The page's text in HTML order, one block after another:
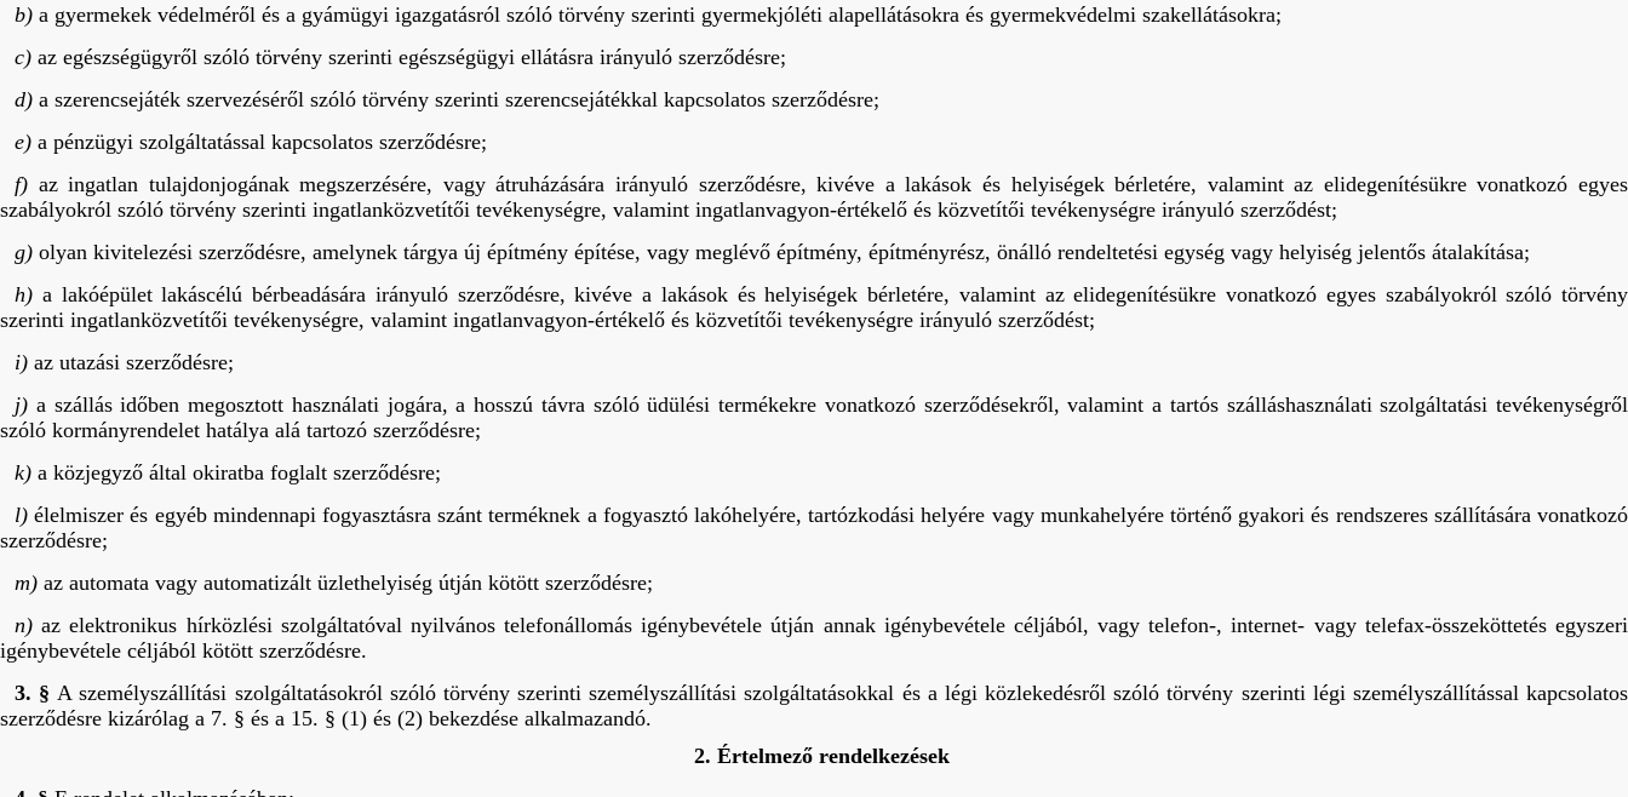
b) a gyermekek védelméről és a gyámügyi igazgatásról szóló törvény szerinti gyermekjóléti alapellátásokra és gyermekvédelmi szakellátásokra;
c) az egészségügyről szóló törvény szerinti egészségügyi ellátásra irányuló szerződésre;
d) a szerencsejáték szervezéséről szóló törvény szerinti szerencsejátékkal kapcsolatos szerződésre;
e) a pénzügyi szolgáltatással kapcsolatos szerződésre;
f) az ingatlan tulajdonjogának megszerzésére, vagy átruházására irányuló szerződésre, kivéve a lakások és helyiségek bérletére, valamint az elidegenítésükre vonatkozó egyes
szabályokról szóló törvény szerinti ingatlanközvetítői tevékenységre, valamint ingatlanvagyon-értékelő és közvetítői tevékenységre irányuló szerződést;
g) olyan kivitelezési szerződésre, amelynek tárgya új építmény építése, vagy meglévő építmény, építményrész, önálló rendeltetési egység vagy helyiség jelentős átalakítása;
h) a lakóépület lakáscélú bérbeadására irányuló szerződésre, kivéve a lakások és helyiségek bérletére, valamint az elidegenítésükre vonatkozó egyes szabályokról szóló törvény
szerinti ingatlanközvetítői tevékenységre, valamint ingatlanvagyon-értékelő és közvetítői tevékenységre irányuló szerződést;
i) az utazási szerződésre;
j) a szállás időben megosztott használati jogára, a hosszú távra szóló üdülési termékekre vonatkozó szerződésekről, valamint a tartós szálláshasználati szolgáltatási tevékenységről
szóló kormányrendelet hatálya alá tartozó szerződésre;
k) a közjegyző által okiratba foglalt szerződésre;
l) élelmiszer és egyéb mindennapi fogyasztásra szánt terméknek a fogyasztó lakóhelyére, tartózkodási helyére vagy munkahelyére történő gyakori és rendszeres szállítására vonatkozó
szerződésre;
m) az automata vagy automatizált üzlethelyiség útján kötött szerződésre;
n) az elektronikus hírközlési szolgáltatóval nyilvános telefonállomás igénybevétele útján annak igénybevétele céljából, vagy telefon-, internet- vagy telefax-összeköttetés egyszeri
igénybevétele céljából kötött szerződésre.
3. § A személyszállítási szolgáltatásokról szóló törvény szerinti személyszállítási szolgáltatásokkal és a légi közlekedésről szóló törvény szerinti légi személyszállítással kapcsolatos
szerződésre kizárólag a 7. § és a 15. § (1) és (2) bekezdése alkalmazandó.
2. Értelmező rendelkezések